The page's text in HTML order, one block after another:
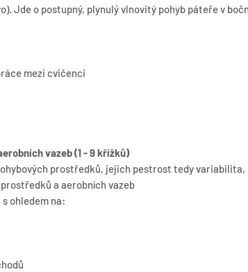
Jde o postupný, plynulý vlnovitý pohyb páteře v
mezi cvičenci
vazeb (1 - 9 křížků)
prostředků, jejich pestrost tedy
a aerobních vazeb
ohledem na: